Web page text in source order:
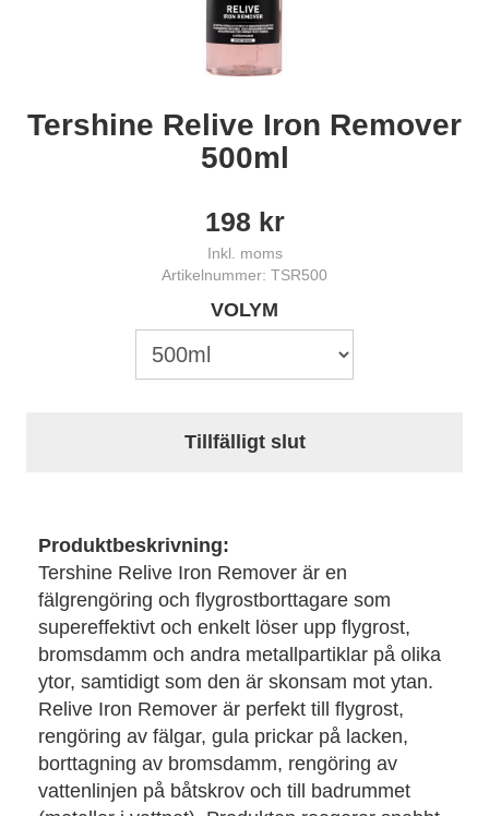
Tershine Relive Iron Remover
500ml
198 kr
Inkl. moms
Artikelnummer: TSR500
VOLYM
Tillfälligt slut
Produktbeskrivning:
Tershine Relive Iron Remover är en
fälgrengöring och flygrostborttagare som
supereffektivt och enkelt löser upp flygrost,
bromsdamm och andra metallpartiklar på olika
ytor, samtidigt som den är skonsam mot ytan.
Relive Iron Remover är perfekt till flygrost,
rengöring av fälgar, gula prickar på lacken,
borttagning av bromsdamm, rengöring av
vattenlinjen på båtskrov och till badrummet